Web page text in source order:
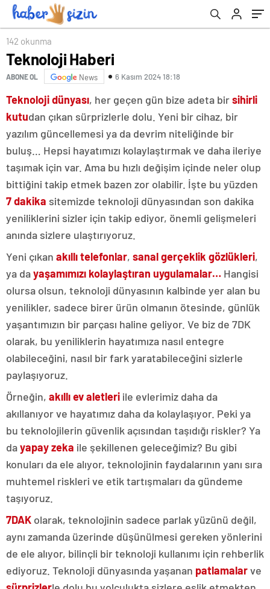
142 okunma
Teknoloji Haberi
ABONE OL News 6 Kasım 2024 18:18
Teknoloji dünyası, her geçen gün bize adeta birsihirli
kutudan çıkan sürprizlerle dolu. Yeni bir cihaz, bir
yazılım güncellemesi ya da devrim niteliğinde bir
buluş… Hepsi hayatımızı kolaylaştırmak ve daha ileriye
taşımak için var. Ama bu hızlı değişim içinde neler olup
bittiğini takip etmek bazen zor olabilir. İşte bu yüzden
7 dakika sitemizde teknoloji dünyasından son dakika
yeniliklerini sizler için takip ediyor, önemli gelişmeleri
anında sizlere ulaştırıyoruz.
Yeni çıkan akıllı telefonlar, sanal gerçeklik gözlükleri,
ya dayaşamımızı kolaylaştıran uygulamalar… Hangisi
olursa olsun, teknoloji dünyasının kalbinde yer alan bu
yenilikler, sadece birer ürün olmanın ötesinde, günlük
yaşantımızın bir parçası haline geliyor. Ve biz de 7DK
olarak, bu yeniliklerin hayatımıza nasıl entegre
olabileceğini, nasıl bir fark yaratabileceğini sizlerle
paylaşıyoruz.
Örneğin, akıllı ev aletleri ile evlerimiz daha da
akıllanıyor ve hayatımız daha da kolaylaşıyor. Peki ya
bu teknolojilerin güvenlik açısından taşıdığı riskler? Ya
dayapay zeka ile şekillenen geleceğimiz? Bu gibi
konuları da ele alıyor, teknolojinin faydalarının yanı sıra
muhtemel riskleri ve etik tartışmaları da gündeme
taşıyoruz.
7DAK olarak, teknolojinin sadece parlak yüzünü değil,
aynı zamanda üzerinde düşünülmesi gereken yönlerini
de ele alıyor, bilinçli bir teknoloji kullanımı için rehberlik
ediyoruz. Teknoloji dünyasında yaşanan patlamalarve